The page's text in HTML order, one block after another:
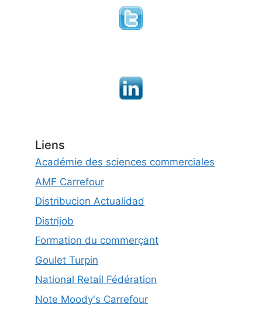
Liens
Académie des sciences commerciales
AMF Carrefour
Distribucion Actualidad
Distrijob
Formation du commerçant
Goulet Turpin
National Retail Fédération
Note Moody's Carrefour